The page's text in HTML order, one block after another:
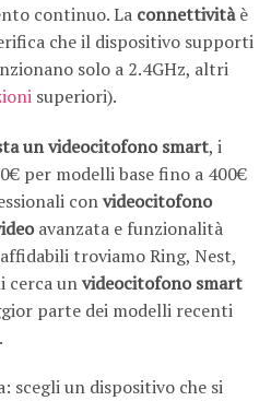
continuo. La connettivitàè
che il dispositivo supporti
solo a 2.4GHz, altri
superiori).
un videocitofono smart, i
per modelli base fino a 400€
convideocitofono
avanzata e funzionalità
troviamo Ring, Nest,
cerca unvideocitofono smart
parte dei modelli recenti
scegli un dispositivo che si